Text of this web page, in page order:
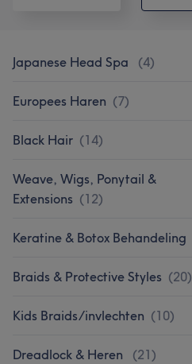
Japanese Head Spa (4)
Europees Haren (7)
Black Hair (14)
Weave, Wigs, Ponytail &
Extensions (12)
Keratine & Botox Behandeling
Braids & Protective Styles (20)
Kids Braids/invlechten (10)
Dreadlock & Heren (21)